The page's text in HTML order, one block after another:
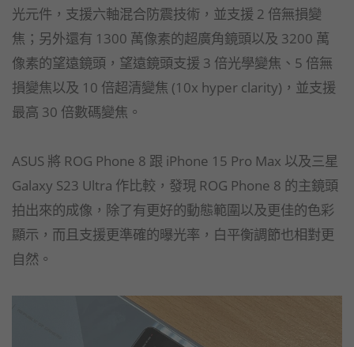
光元件，支援六軸混合防震技術，並支援 2 倍無損變
焦；另外還有 1300 萬像素的超廣角鏡頭以及 3200 萬
像素的望遠鏡頭，望遠鏡頭支援 3 倍光學變焦、5 倍無
損變焦以及 10 倍超清變焦 (10x hyper clarity)，並支援
最高 30 倍數碼變焦。
ASUS 將 ROG Phone 8 跟 iPhone 15 Pro Max 以及三星
Galaxy S23 Ultra 作比較，發現 ROG Phone 8 的主鏡頭
拍出來的成像，除了有更好的動態範圍以及更佳的色彩
顯示，而且支援更準確的曝光率，白平衡調節也相對更
自然。